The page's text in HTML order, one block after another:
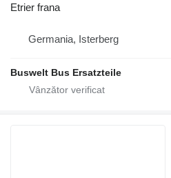
Etrier frana
Germania, Isterberg
Buswelt Bus Ersatzteile